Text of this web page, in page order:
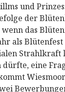
und
der
das
als
Strahlkraft
eine